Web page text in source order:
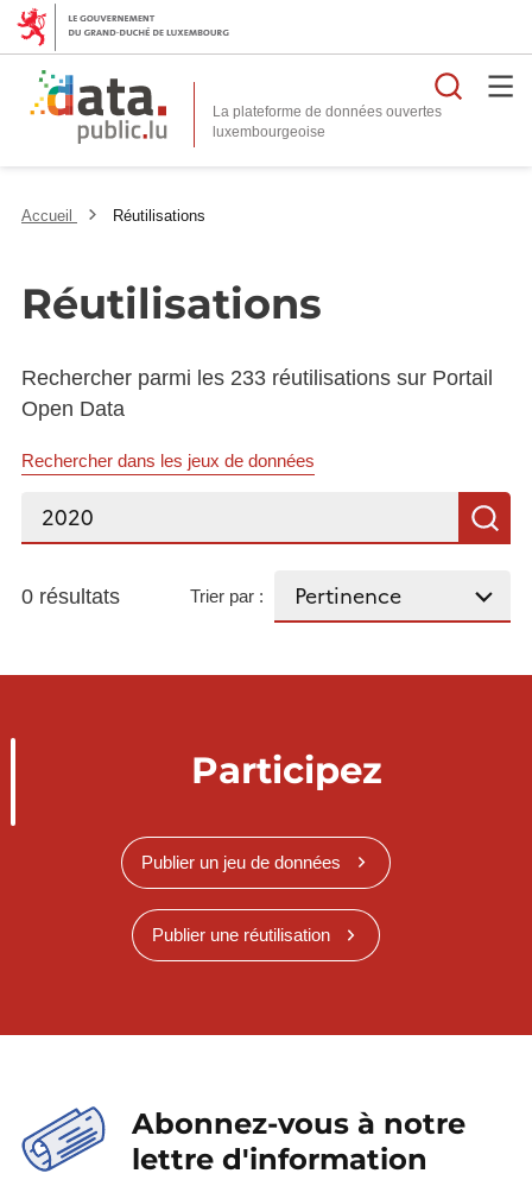
La plateforme de données ouvertes
Accueil Réutilisations
Réutilisations
Rechercher parmi les 233 réutilisations sur Portail
Open Data
Rechercher dans les jeux de données
Rechercher...
0 résultats Trier par :
Participez
Publier un jeu de données
Publier une réutilisation
Abonnez-vous à notre
lettre d'information